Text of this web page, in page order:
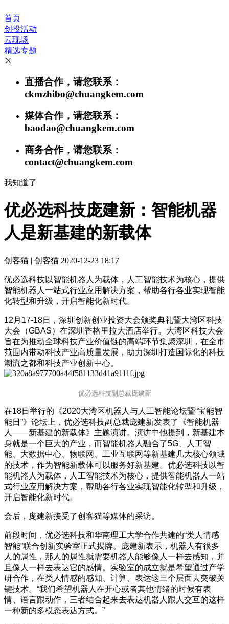
首页
创投活动
云现场
精选专题
直播合作，请您联系：
ckmzhibo@chuangkem.com
媒体合作，请您联系：
baodao@chuangkem.com
商务合作，请您联系：
contact@chuangkem.com
我知道了
优必选科技庞建新：智能机器
人是新基建的新载体
创客猫 | 创客猫 2020-12-23 18:17
优必选科技以智能机器人为载体，人工智能技术为核心，提供
智能机器人一站式行业应用解决方案，帮助各行各业实现智能
化转型和升级，开启智能化新时代。
12 月17-18日，深圳创新创业投资大会颁奖典礼暨大湾区科技
大会（GBAS）在深圳香格里拉大酒店举行。大湾区科技大会
旨在为推动全球科技产业价值链的高端环节集聚深圳，在全市
范围内带动科技产业高质量发展，助力深圳打造国际化的科技
潮流之都和科技产业创新中心。
优必选科技副总裁庞建新
在18日举行的《2020大湾区机器人与人工智能论坛暨“宝能智
能日”》论坛上，优必选科技副总裁庞建新发表了《智能机器
人——新基建的新载体》主题演讲。演讲中他提到，新基建本
身就是一个巨大的产业，而智能机器人融合了5G、人工智
能、大数据中心、物联网、工业互联网等新基建几大核心领域
的技术，作为智能新载体可以服务好新基建。优必选科技以智
能机器人为载体，人工智能技术为核心，提供智能机器人一站
式行业应用解决方案，帮助各行各业实现智能化转型和升级，
开启智能化新时代。
会后，庞建新接受了创客猫等媒体的采访。
前段时间，优必选科技和华南理工大学合作共建的“类人情感
智能”联合创新实验室正式揭牌。庞建新表示，机器人有很多
人的属性，那人的属性就需要机器人能够像人一样去感知，并
且像人一样去表达它的感情。实验室的成立就是希望通过产学
研合作，在类人情感的感知、计算、表达这三个层面去突破关
键技术。“我们希望机器人在开心或者其他情绪的时候有表
情、语言跟动作，三者结合起来去表达机器人跟人交互的这样
一种新的多模态表达方式。”